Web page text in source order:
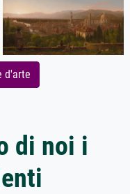
d'arte
di noi i